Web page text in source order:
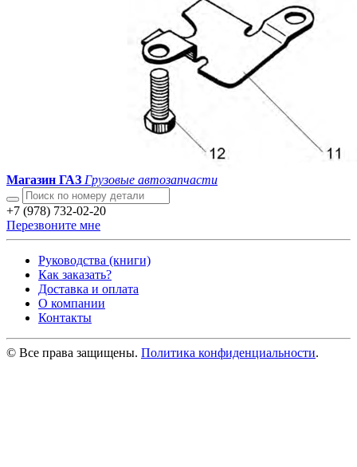
Магазин ГАЗ Грузовые автозапчасти
+7 (978) 732-02-20
Перезвоните мне
Руководства (книги)
Как заказать?
Доставка и оплата
О компании
Контакты
© Все права защищены. Политика конфиденциальности.